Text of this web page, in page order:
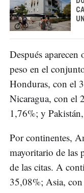
Después
peso en el
Honduras, con el
Nicaragua, con el
1,76%; y
Por continentes,
mayoritario de las
de las citas. A
35,08%; Asia,